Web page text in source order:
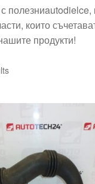
които
продукти!
Sorted